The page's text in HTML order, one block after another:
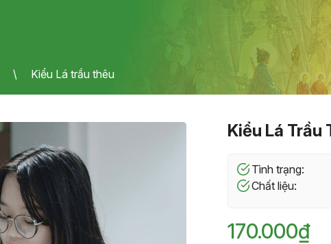
Kiểu Lá trầu thêu
Kiểu Lá Trầu
Tình trạng:
Chất liệu:
170.000₫